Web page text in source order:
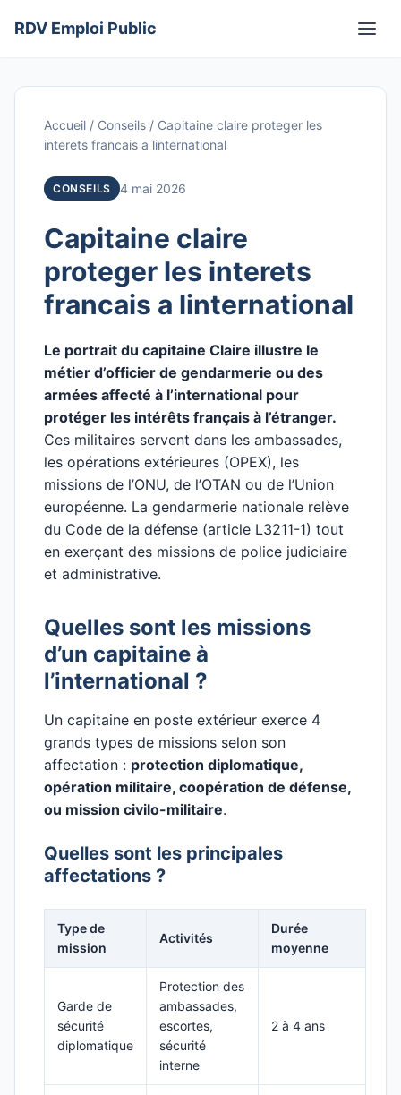
RDV Emploi Public
Accueil / Conseils / Capitaine claire proteger les
interets francais a linternational
CONSEILS 4 mai 2026
Capitaine claire
proteger les interets
francais a linternational
Le portrait du capitaine Claire illustre le
métier d’officier de gendarmerie ou des
armées affecté à l’international pour
protéger les intérêts français à l’étranger.
Ces militaires servent dans les ambassades,
les opérations extérieures (OPEX), les
missions de l’ONU, de l’OTAN ou de l’Union
européenne. La gendarmerie nationale relève
du Code de la défense (article L3211-1) tout
en exerçant des missions de police judiciaire
et administrative.
Quelles sont les missions
d’un capitaine à
l’international ?
Un capitaine en poste extérieur exerce 4
grands types de missions selon son
affectation : protection diplomatique,
opération militaire, coopération de défense,
ou mission civilo-militaire.
Quelles sont les principales
affectations ?
Type de
mission
Activités
Durée
moyenne
Garde de
sécurité
diplomatique
Protection des
ambassades,
escortes,
sécurité
interne
2 à 4 ans